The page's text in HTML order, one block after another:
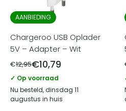
AANBIEDING
Chargeroo USB Oplader
5V – Adapter – Wit
€12,95€10,79
✓ Op voorraad
Nu besteld, dinsdag 11
augustus in huis